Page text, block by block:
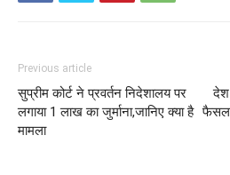
Previous article
सुप्रीम कोर्ट ने प्रवर्तन निदेशालय पर
लगाया 1 लाख का जुर्माना,जानिए क्या है
मामला
देश